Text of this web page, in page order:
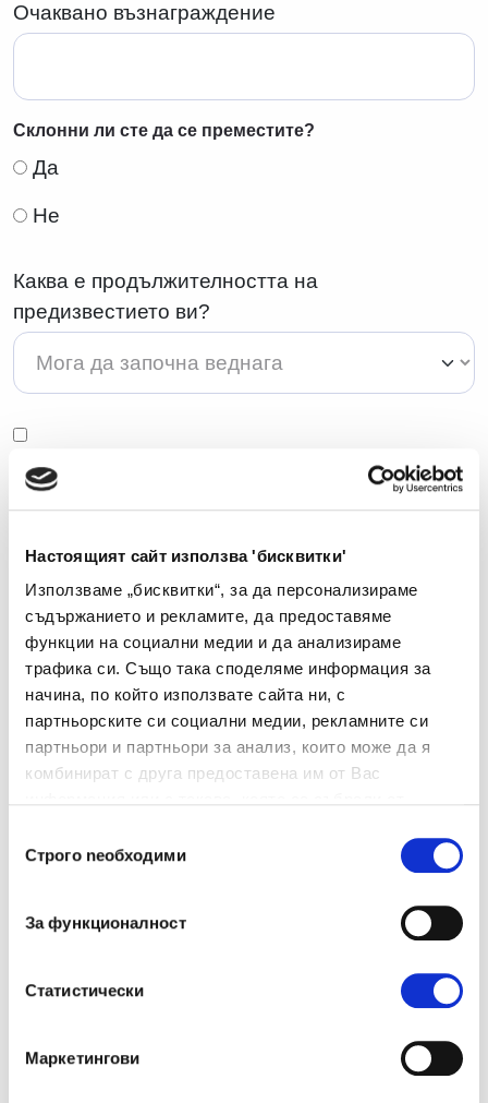
Настоящият сайт използва 'бисквитки'
Използваме „бисквитки“, за да персонализираме
съдържанието и рекламите, да предоставяме
функции на социални медии и да анализираме
трафика си. Също така споделяме информация за
начина, по който използвате сайта ни, с
партньорските си социални медии, рекламните си
партньори и партньори за анализ, които може да я
комбинират с друга предоставена им от Вас
наСтрого nеобходими
За функционалност
Статистически
Маркетингови
Очаквано възнаграждение
Склонни ли сте да се преместите?
Да
Не
Каква е продължителността на
предизвестието ви?
Съгласявам се личните ми данни да бъдат
обработвани за целите на процеса по подбор,
настоящи и бъдещи възможности за работа,
оценка на моите умения и професионален
профил, както и покана за участие в обучения
и програми за развитие, съгласно описаното в
Правилата за поверителност. Личните ми
данни ще бъдат съхранявани за срок до 24
месеца или до оттегляне на съгласието ми.
обработвани за маркетингови цели,
събития, уебинари, бюлетини и друга
инициативите на Manpower България,
Личните ми данни ще бъдат
съхранявани за срок до 24 месеца или до